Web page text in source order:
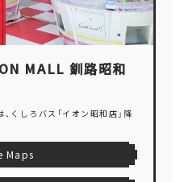
MALL 釧路昭和
くしろバス「イオン昭和店」降
Maps